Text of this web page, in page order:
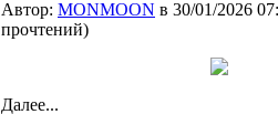
Автор: MONMOON в 30/01/2026
прочтений)
Далее...